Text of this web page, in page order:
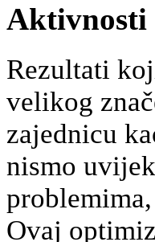
Aktivnosti
Rezultati
velikog
zajednicu
nismo
Ovaj